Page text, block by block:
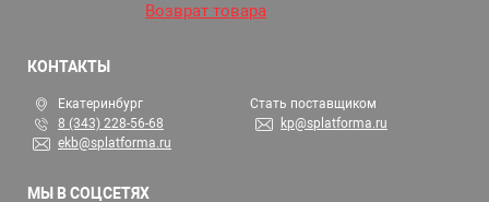
Возврат товара
КОНТАКТЫ
Екатеринбург
8 (343) 228-56-68
ekb@splatforma.ru
Стать поставщиком
kp@splatforma.ru
МЫ В СОЦСЕТЯХ